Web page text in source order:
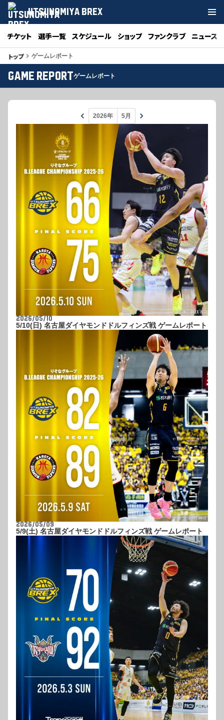
UTSUNOMIYA BREX
チケット 選手一覧 スケジュール ショップ ファンクラブ ニュース
トップkeyboard_arrow_right ゲームレポート
GAME REPORTゲームレポート
keyboard_arrow_left keyboard_arrow_right
2026/05/10
5/10(日) 名古屋ダイヤモンドドルフィンズ戦 ゲームレポート
2026/05/09
5/9(土) 名古屋ダイヤモンドドルフィンズ戦 ゲームレポート